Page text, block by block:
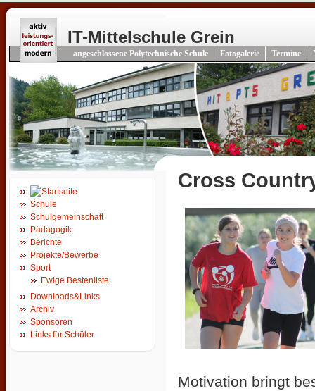
IT-Mittelschule Grein
angeschlossene Polytechnische Schule Fotogalerie Termine
Schule
Schulgemeinschaft
Pädagogik
Berichte
Projekte/Bewerbe
Sport
Ewige Bestenliste
Downloads&Links
Archiv
Sponsoren
Links für Schüler
Cross
Motivation bringt